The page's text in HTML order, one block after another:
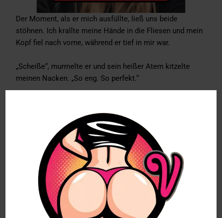
Der Moment, als er mich ausfüllte, ließ uns beide
stöhnen. Ich krallte meine Hände in die Fliesen und mein
Kopf fiel nach vorne, während er tief in mir war.
„Scheiße“, murmelte er und sein heißer Atem kitzelte
meinen Nacken. „So eng. So perfekt.“
um dann wieder hart in mich hineinzustoßen. Mein Körper
prallte gegen die Wand, meine Knie zitterten, aber er hielt
Er nahm mich hart. Jeder Stoß ließ mich lauter stöhnen
und mein Körper zitterte unkontrollierbar. Nicht vor Kälte,
sondern vor Lust.
„Du fühlst dich so gut an“, murmelte er, seine Lippen an